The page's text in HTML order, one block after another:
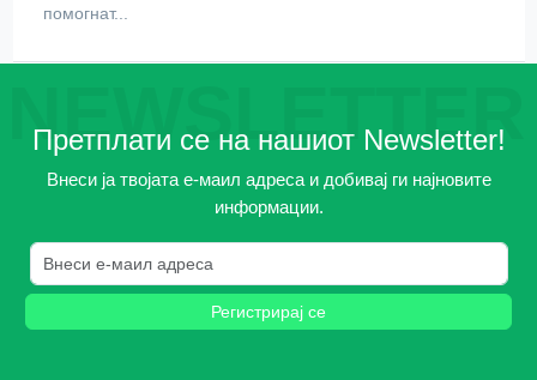
помогнат...
NEWSLETTER
Претплати се на нашиот Newsletter!
Внеси ја твојата е-маил адреса и добивај ги најновите
информации.
Регистрирај се